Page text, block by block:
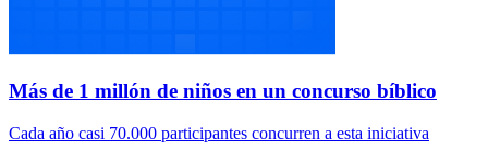
Más de 1 millón de niños en un concurso bíblico
Cada año casi 70.000 participantes concurren a esta iniciativa